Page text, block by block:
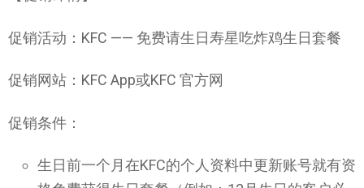
促销活动：KFC —— 免费请生日寿星吃炸鸡生日套餐
促销网站：KFC App或KFC 官方网
促销条件：
生日前一个月在KFC的个人资料中更新账号就有资